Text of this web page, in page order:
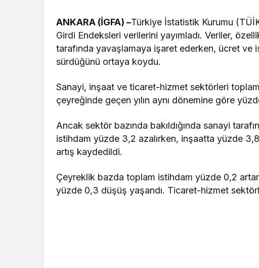
ANKARA (İGFA) –Türkiye İstatistik Kurumu
Girdi Endeksleri verilerini yayımladı. Veriler,
tarafında yavaşlamaya işaret ederken, ücret ve
sürdüğünü ortaya koydu.
Sanayi, inşaat ve ticaret-hizmet sektörleri
çeyreğinde geçen yılın aynı dönemine göre
Ancak sektör bazında bakıldığında sanayi
istihdam yüzde 3,2 azalırken, inşaatta yüzde
artış kaydedildi.
Çeyreklik bazda toplam istihdam yüzde 0,2
yüzde 0,3 düşüş yaşandı. Ticaret-hizmet